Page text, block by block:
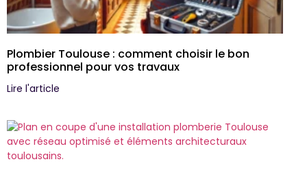
Plombier Toulouse : comment choisir le bon
professionnel pour vos travaux
Lire l'article